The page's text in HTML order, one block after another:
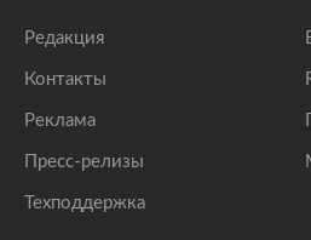
Редакция
Контакты
Реклама
Пресс-релизы
Техподдержка